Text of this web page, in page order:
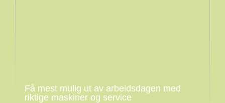
Få mest mulig ut av arbeidsdagen med
riktige maskiner og service